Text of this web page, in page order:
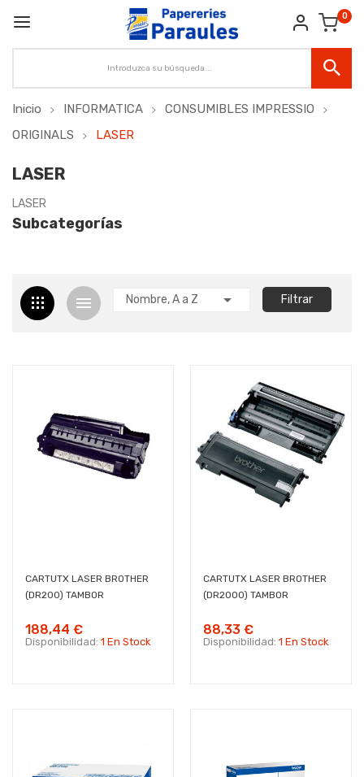
0
Inicio INFORMATICA
CONSUMIBLES IMPRESSIO
ORIGINALS
LASER
LASER
LASER
Subcategorías
Nombre, A a Z  Filtrar
CARTUTX LASER BROTHER
(DR200) TAMBOR
188,44 €
Disponibilidad: 1 En Stock
CARTUTX LASER BROTHER
(DR2000) TAMBOR
88,33 €
Disponibilidad: 1 En Stock